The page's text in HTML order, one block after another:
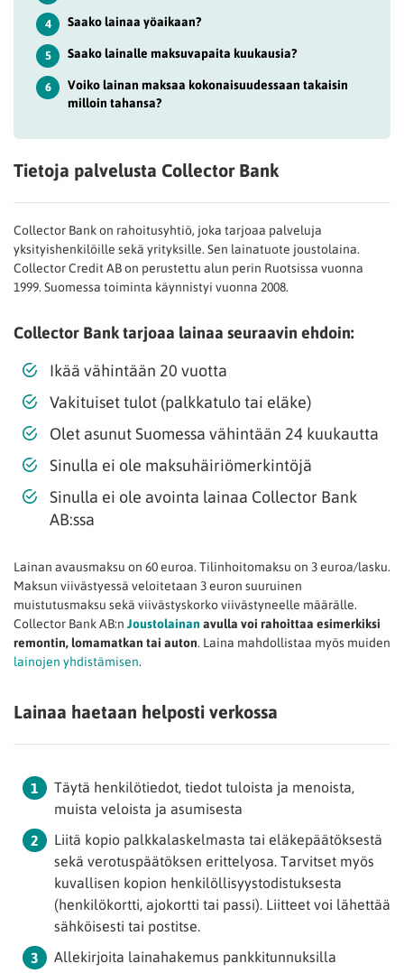
4 Saako lainaa yöaikaan?
5 Saako lainalle maksuvapaita kuukausia?
6
Voiko lainan maksaa kokonaisuudessaan takaisin
milloin tahansa?
Tietoja palvelusta Collector Bank
Collector Bank on rahoitusyhtiö, joka tarjoaa palveluja
yksityishenkilöille sekä yrityksille. Sen lainatuote joustolaina.
Collector Credit AB on perustettu alun perin Ruotsissa vuonna
1999. Suomessa toiminta käynnistyi vuonna 2008.
Collector Bank tarjoaa lainaa seuraavin ehdoin:
Ikää vähintään 20 vuotta
Vakituiset tulot (palkkatulo tai eläke)
Olet asunut Suomessa vähintään 24 kuukautta
Sinulla ei ole maksuhäiriömerkintöjä
Sinulla ei ole avointa lainaa Collector Bank
AB:ssa
Lainan avausmaksu on 60 euroa. Tilinhoitomaksu on 3 euroa/lasku.
Maksun viivästyessä veloitetaan 3 euron suuruinen
muistutusmaksu sekä viivästyskorko viivästyneelle määrälle.
Collector Bank AB:n Joustolainan avulla voi rahoittaa esimerkiksi
remontin, lomamatkan tai auton. Laina mahdollistaa myös muiden
lainojen yhdistämisen.
Lainaa haetaan helposti verkossa
Täytä henkilötiedot, tiedot tuloista ja menoista,
muista veloista ja asumisesta
Liitä kopio palkkalaskelmasta tai eläkepäätöksestä
sekä verotuspäätöksen erittelyosa. Tarvitset myös
kuvallisen kopion henkilöllisyystodistuksesta
(henkilökortti, ajokortti tai passi). Liitteet voi lähettää
sähköisesti tai postitse.
Allekirjoita lainahakemus pankkitunnuksilla